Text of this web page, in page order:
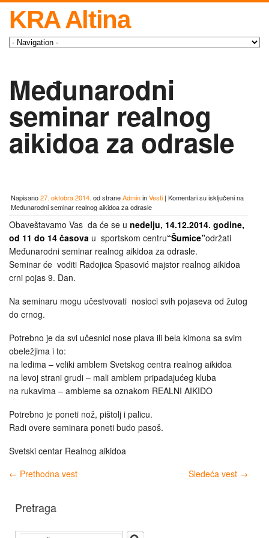
KRA Altina
Međunarodni
seminar realnog
aikidoa za odrasle
Napisano27. oktobra 2014. od straneAdmininVesti | Komentari su isključenina
Međunarodni seminar realnog aikidoa za odrasle
Obaveštavamo Vas da će se u nedelju, 14.12.2014. godine,
od 11 do 14 časova u sportskom centru“Šumice”održati
Međunarodni seminar realnog aikidoa za odrasle.
Seminar će voditi Radojica Spasović majstor realnog aikidoa
crni pojas 9. Dan.
Na seminaru mogu učestvovati nosioci svih pojaseva od žutog
do crnog.
Potrebno je da svi učesnici nose plava ili bela kimona sa svim
obeležjima i to:
na leđima – veliki amblem Svetskog centra realnog aikidoa
na levoj strani grudi – mali amblem pripadajućeg kluba
na rukavima – ambleme sa oznakom REALNI AIKIDO
Potrebno je poneti nož, pištolj i palicu.
Radi overe seminara poneti budo pasoš.
Svetski centar Realnog aikidoa
← Prethodna vest Sledeća vest →
Pretraga